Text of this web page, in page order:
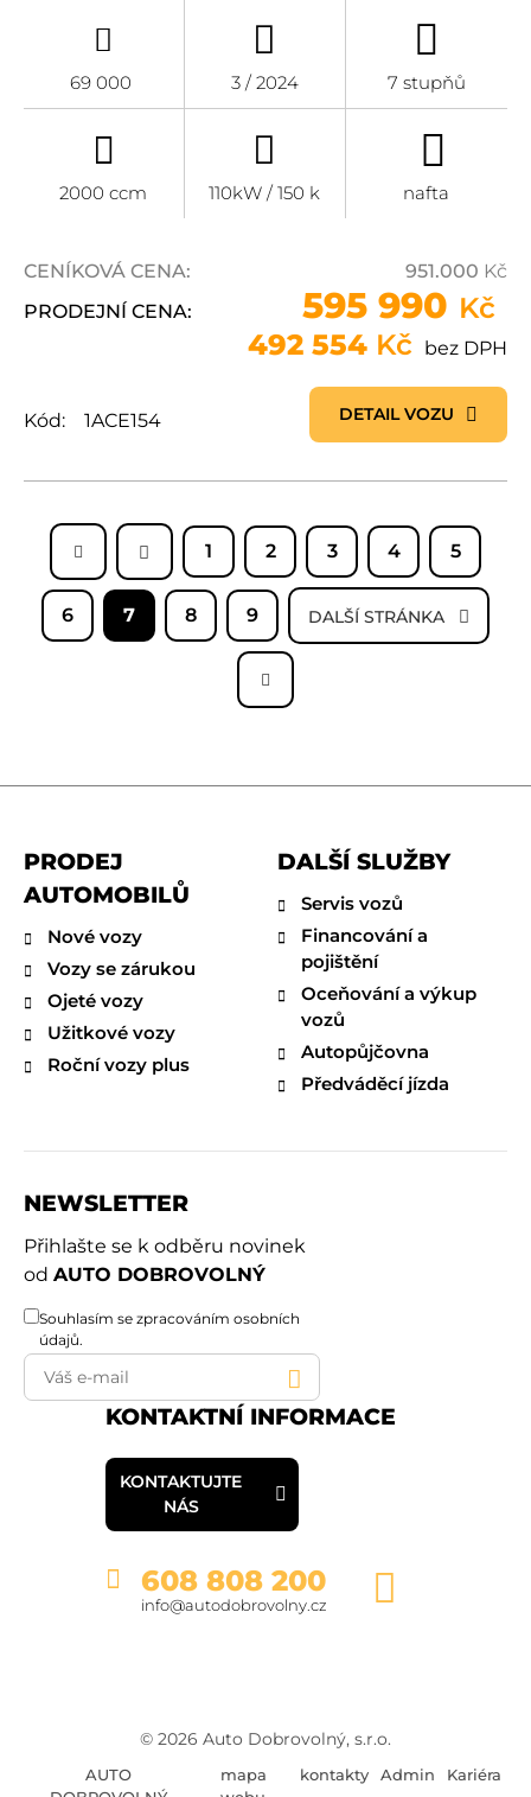
69 000 3 / 2024 7 stupňů
2000 ccm 110kW / 150 k nafta
CENÍKOVÁ CENA: 951.000 Kč
PRODEJNÍ CENA:
595 990 Kč
492 554 Kč bez DPH
Kód: 1ACE154 DETAIL VOZU
1 2 3 4 5
6 7 8 9 DALŠÍ STRÁNKA
PRODEJ
AUTOMOBILŮ
Nové vozy
Vozy se zárukou
Ojeté vozy
Užitkové vozy
Roční vozy plus
DALŠÍ SLUŽBY
Servis vozů
Financování a
pojištění
Oceňování a výkup
vozů
Autopůjčovna
Předváděcí jízda
NEWSLETTER
Přihlašte se k odběru novinek
od AUTO DOBROVOLNÝ
Souhlasím se zpracováním osobních
údajů.
KONTAKTNÍ INFORMACE
KONTAKTUJTE
NÁS
608 808 200
info@autodobrovolny.cz
© 2026 Auto Dobrovolný, s.r.o.
AUTO
mapa
kontakty Admin Kariéra